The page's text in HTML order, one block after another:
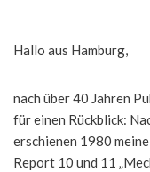
Hallo aus Hamburg,
nach über 40 Jahren
für einen Rückblick:
erschienen 1980
Report 10 und 11